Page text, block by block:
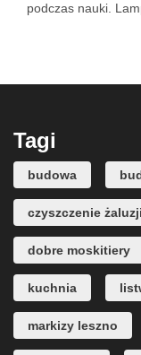
podczas nauki.
Tagi
budowa
czyszczenie
dobre moskitiery
kuchnia
markizy leszno